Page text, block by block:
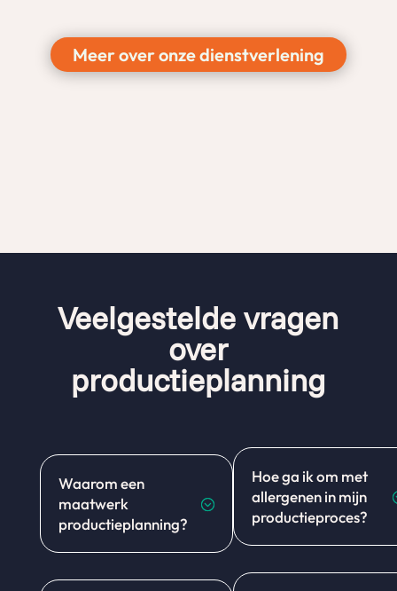
Meer over onze dienstverlening
Veelgestelde vragen
over
productieplanning
;
Waarom een
maatwerk
productieplanning?
Hoe ga ik om met
allergenen in mijn
productieproces?